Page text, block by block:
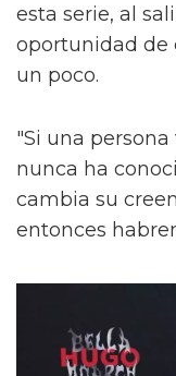
esta serie, al
oportunidad de
un poco.
"Si una
nunca ha
cambia su
entonces